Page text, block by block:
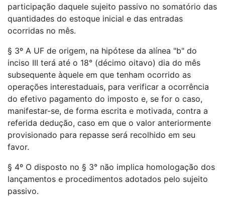
participação daquele sujeito passivo no somatório das
quantidades do estoque inicial e das entradas
ocorridas no mês.
§ 3º A UF de origem, na hipótese da alínea "b" do
inciso III terá até o 18° (décimo oitavo) dia do mês
subsequente àquele em que tenham ocorrido as
operações interestaduais, para verificar a ocorrência
do efetivo pagamento do imposto e, se for o caso,
manifestar-se, de forma escrita e motivada, contra a
referida dedução, caso em que o valor anteriormente
provisionado para repasse será recolhido em seu
favor.
§ 4º O disposto no § 3° não implica homologação dos
lançamentos e procedimentos adotados pelo sujeito
passivo.